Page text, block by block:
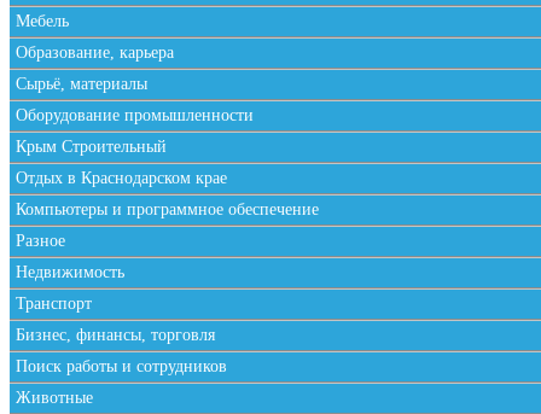
Мебель
Образование, карьера
Сырьё, материалы
Оборудование промышленности
Крым Строительный
Отдых в Краснодарском крае
Компьютеры и программное обеспечение
Разное
Недвижимость
Транспорт
Бизнес, финансы, торговля
Поиск работы и сотрудников
Животные